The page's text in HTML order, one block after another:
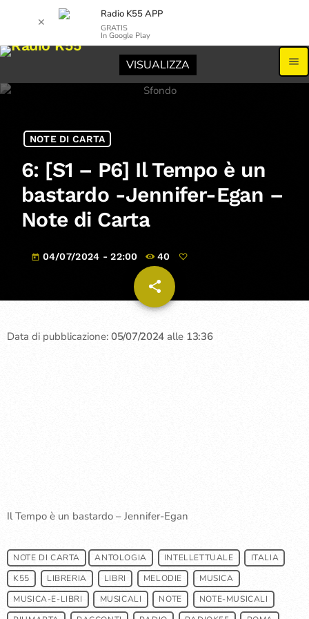
menu
NOTE DI CARTA
6: [S1 – P6] Il Tempo è un
bastardo -Jennifer-Egan –
Note di Carta
today 04/07/2024 - 22:00 40
share
email
Data di pubblicazione: 05/07/2024 alle 13:36
Il Tempo è un bastardo – Jennifer-Egan
NOTE DI CARTA ANTOLOGIA INTELLETTUALE
ITALIA
K55
LIBRERIA LIBRI MELODIE
MUSICA
MUSICA-E-LIBRI
MUSICALI NOTE
NOTE-MUSICALI
✕
Radio K55 APP
GRATIS
In Google Play
VISUALIZZA